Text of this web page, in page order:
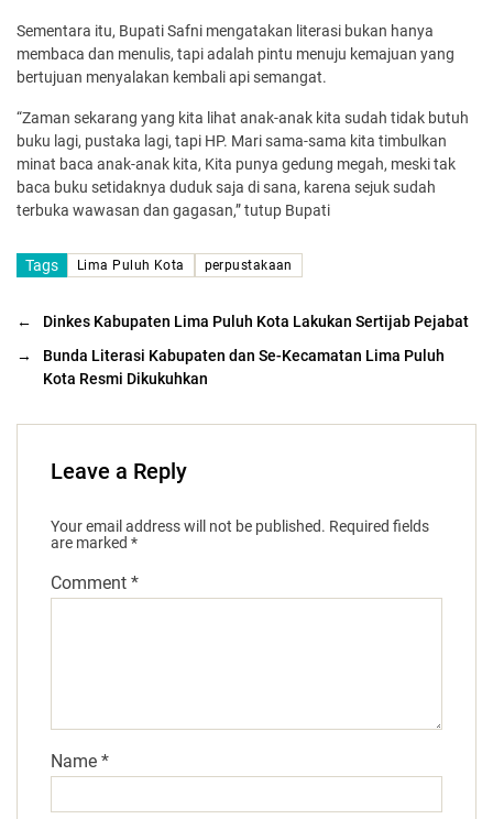
Sementara itu, Bupati Safni mengatakan literasi bukan hanya
membaca dan menulis, tapi adalah pintu menuju kemajuan yang
bertujuan menyalakan kembali api semangat.
“Zaman sekarang yang kita lihat anak-anak kita sudah tidak butuh
buku lagi, pustaka lagi, tapi HP. Mari sama-sama kita timbulkan
minat baca anak-anak kita, Kita punya gedung megah, meski tak
baca buku setidaknya duduk saja di sana, karena sejuk sudah
terbuka wawasan dan gagasan,” tutup Bupati
Tags Lima Puluh Kota perpustakaan
←
Dinkes Kabupaten Lima Puluh Kota Lakukan Sertijab Pejabat
→
Bunda Literasi Kabupaten dan Se-Kecamatan Lima Puluh
Kota Resmi Dikukuhkan
Leave a Reply
Your email address will not be published. Required fields
are marked *
Comment *
Name *